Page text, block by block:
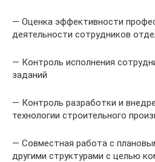
— Оценка эффективности
деятельности сотрудников
— Контроль исполнения
заданий
— Контроль разработки и
технологии строительного
— Совместная работа с
другими структурами с целью